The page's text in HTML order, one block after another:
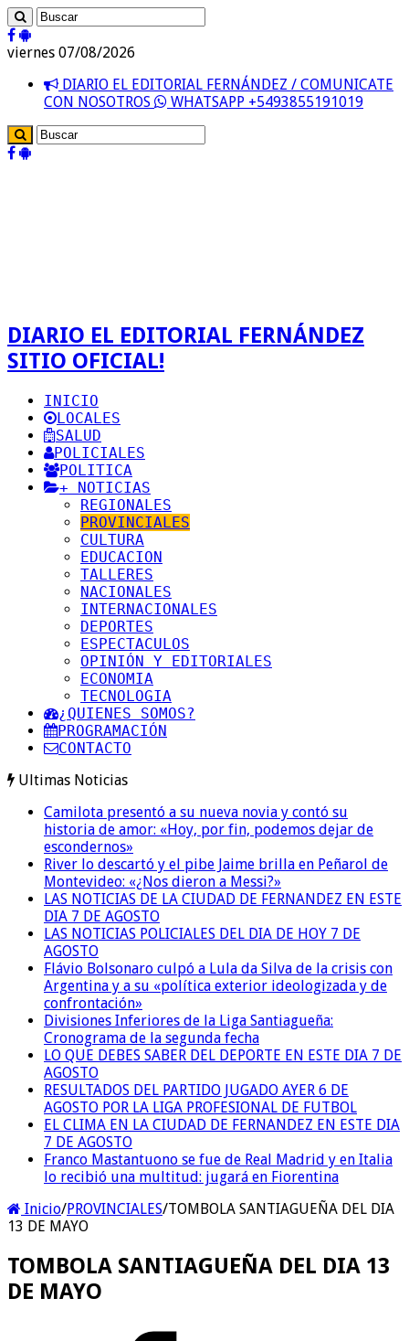
viernes 07/08/2026
DIARIO EL EDITORIAL FERNÁNDEZ / COMUNICATE
CON NOSOTROS
WHATSAPP +5493855191019
DIARIO EL EDITORIAL FERNÁNDEZ
SITIO OFICIAL!
INICIO
LOCALES
SALUD
POLICIALES
POLITICA
+ NOTICIAS
REGIONALES
PROVINCIALES
CULTURA
EDUCACION
TALLERES
NACIONALES
INTERNACIONALES
DEPORTES
ESPECTACULOS
OPINIÓN Y EDITORIALES
ECONOMIA
TECNOLOGIA
¿QUIENES SOMOS?
PROGRAMACIÓN
CONTACTO
Ultimas Noticias
Camilota presentó a su nueva novia y contó su
historia de amor: «Hoy, por fin, podemos dejar de
escondernos»
River lo descartó y el pibe Jaime brilla en Peñarol de
Montevideo: «¿Nos dieron a Messi?»
LAS NOTICIAS DE LA CIUDAD DE FERNANDEZ EN ESTE
DIA 7 DE AGOSTO
LAS NOTICIAS POLICIALES DEL DIA DE HOY 7 DE
AGOSTO
Flávio Bolsonaro culpó a Lula da Silva de la crisis con
Argentina y a su «política exterior ideologizada y de
confrontación»
Divisiones Inferiores de la Liga Santiagueña:
Cronograma de la segunda fecha
LO QUE DEBES SABER DEL DEPORTE EN ESTE DIA 7 DE
AGOSTO
RESULTADOS DEL PARTIDO JUGADO AYER 6 DE
AGOSTO POR LA LIGA PROFESIONAL DE FUTBOL
EL CLIMA EN LA CIUDAD DE FERNANDEZ EN ESTE DIA
7 DE AGOSTO
Franco Mastantuono se fue de Real Madrid y en Italia
lo recibió una multitud: jugará en Fiorentina
Inicio/PROVINCIALES/TOMBOLA SANTIAGUEÑA DEL DIA
13 DE MAYO
TOMBOLA SANTIAGUEÑA DEL DIA 13
DE MAYO